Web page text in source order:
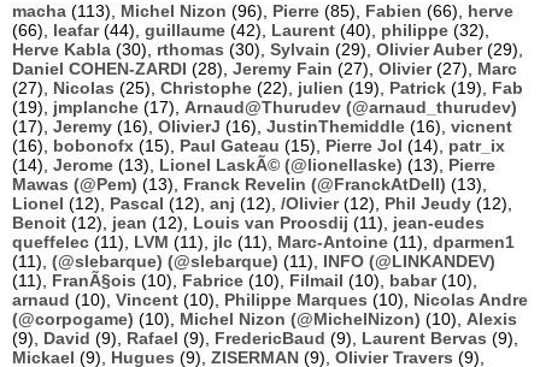
macha (113), Michel Nizon (96), Pierre (85), Fabien (66), herve
(66), leafar(44), guillaume (42), Laurent (40), philippe (32),
Herve Kabla (30), rthomas (30), Sylvain (29), Olivier Auber(29),
Daniel COHEN-ZARDI (28), Jeremy Fain (27), Olivier(27), Marc
(27), Nicolas (25), Christophe (22), julien (19), Patrick (19), Fab
(19), jmplanche (17), Arnaud@Thurudev (@arnaud_thurudev)
(17), Jeremy (16), OlivierJ (16), JustinThemiddle (16), vicnent
(16), bobonofx (15), Paul Gateau (15), Pierre Jol (14), patr_ix
(14), Jerome (13), Lionel LaskÃ© (@lionellaske) (13), Pierre
Mawas (@Pem) (13), Franck Revelin (@FranckAtDell) (13),
Lionel (12), Pascal (12), anj (12), /Olivier(12), Phil Jeudy (12),
Benoit (12), jean (12), Louis van Proosdij (11), jean-eudes
queffelec (11), LVM (11), jlc (11), Marc-Antoine (11), dparmen1
(11), (@slebarque) (@slebarque) (11), INFO (@LINKANDEV)
(11), FranÃ§ois (10), Fabrice (10), Filmail (10), babar(10),
arnaud (10), Vincent (10), Philippe Marques (10), Nicolas Andre
(@corpogame) (10), Michel Nizon (@MichelNizon) (10), Alexis
(9), David (9), Rafael (9), FredericBaud (9), Laurent Bervas (9),
Mickael (9), Hugues (9), ZISERMAN (9), Olivier Travers (9),